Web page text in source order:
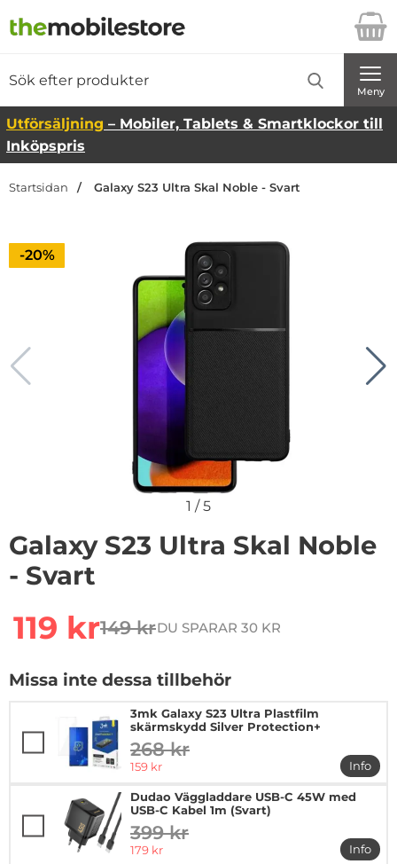
Startsidan för Danira Telecom AB
Meny
Utförsäljning – Mobiler, Tablets & Smartklockor till
Inköpspris
Startsidan Galaxy S23 Ultra Skal Noble - Svart
Priset är nedsatt med
-20%
1 /5
Galaxy S23 Ultra Skal Noble
- Svart
rea pris
119 krtidigare pris
149 krDU SPARAR 30 KR
Missa inte dessa tillbehör
3mk Galaxy S23 Ultra Plastfilm
skärmskydd Silver Protection+
tidigare pris
268 kr
rea pris
159 kr
Info
mer
Dudao Väggladdare USB-C 45W med
USB-C Kabel 1m (Svart)
tidigare pris
399 kr
rea pris
179 kr
Info